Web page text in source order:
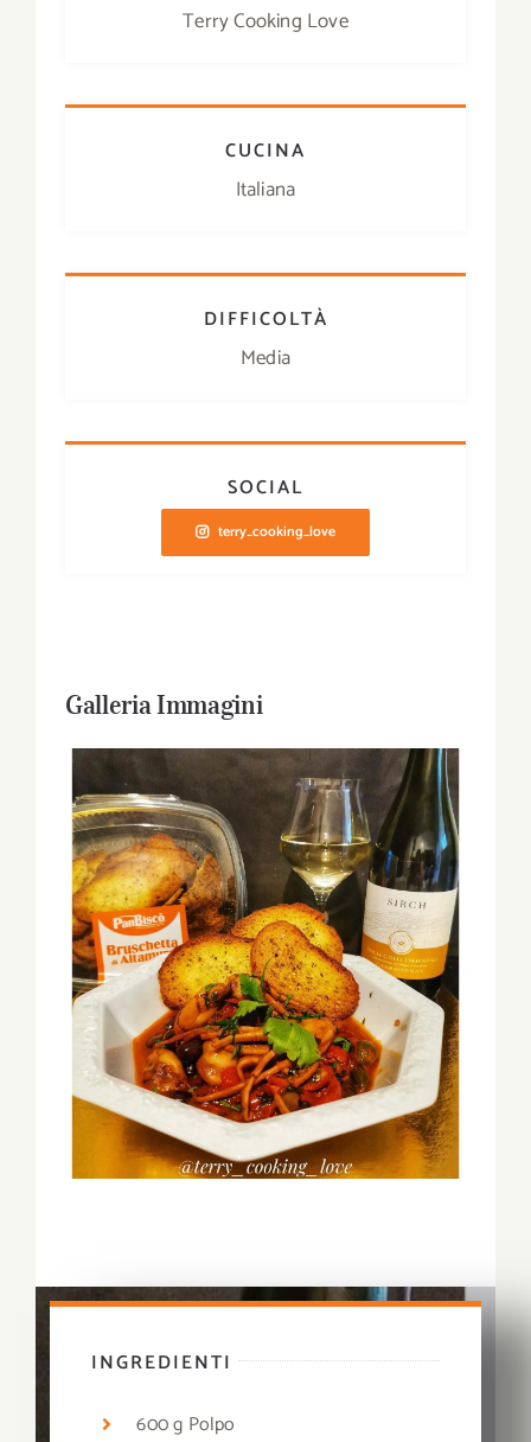
Terry Cooking Love
CUCINA
Italiana
DIFFICOLTÀ
Media
SOCIAL
terry_cooking_love
Galleria Immagini
INGREDIENTI
600 g Polpo